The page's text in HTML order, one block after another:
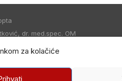
za kolačiće
dr. med.spec. OM
PET od 8:00 do 16:00